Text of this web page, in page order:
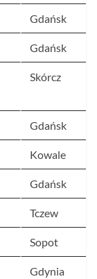
Gdańsk
Gdańsk
Skórcz
Gdańsk
Kowale
Gdańsk
Tczew
Sopot
Gdynia